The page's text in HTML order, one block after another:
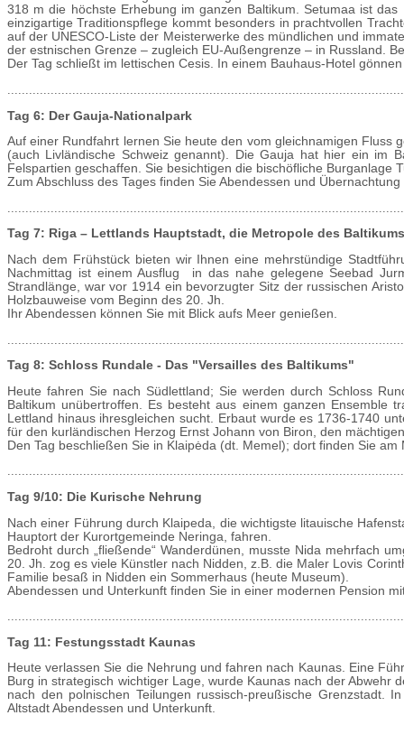
318 m die höchste Erhebung im ganzen Baltikum. Setumaa ist
einzigartige Traditionspflege kommt besonders in prachtvollen
auf der UNESCO-Liste der Meisterwerke des mündlichen und
der estnischen Grenze – zugleich EU-Außengrenze – in Russland.
Der Tag schließt im lettischen Cesis. In einem Bauhaus-Hotel
Tag 6: Der Gauja-Nationalpark
Auf einer Rundfahrt lernen Sie heute den vom gleichnamigen Fluss
(auch Livländische Schweiz genannt). Die Gauja hat hier ein im
Felspartien geschaffen. Sie besichtigen die bischöfliche
Zum Abschluss des Tages finden Sie Abendessen und
Tag 7: Riga – Lettlands Hauptstadt, die Metropole des Baltikums
Nach dem Frühstück bieten wir Ihnen eine mehrstündige
Nachmittag ist einem Ausflug in das nahe gelegene Seebad
Strandlänge, war vor 1914 ein bevorzugter Sitz der russischen
Holzbauweise vom Beginn des 20. Jh.
Ihr Abendessen können Sie mit Blick aufs Meer genießen.
Tag 8: Schloss Rundale - Das "Versailles des Baltikums"
Heute fahren Sie nach Südlettland; Sie werden durch Schloss
Baltikum unübertroffen. Es besteht aus einem ganzen Ensemble
Lettland hinaus ihresgleichen sucht. Erbaut wurde es 1736-1740
für den kurländischen Herzog Ernst Johann von Biron, den
Den Tag beschließen Sie in Klaipėda (dt. Memel); dort finden Sie
Tag 9/10: Die Kurische Nehrung
Nach einer Führung durch Klaipeda, die wichtigste litauische
Hauptort der Kurortgemeinde Neringa, fahren.
Bedroht durch „fließende“ Wanderdünen, musste Nida mehrfach
20. Jh. zog es viele Künstler nach Nidden, z.B. die Maler Lovis
Familie besaß in Nidden ein Sommerhaus (heute Museum).
Abendessen und Unterkunft finden Sie in einer modernen Pension
Tag 11: Festungsstadt Kaunas
Heute verlassen Sie die Nehrung und fahren nach Kaunas. Eine
Burg in strategisch wichtiger Lage, wurde Kaunas nach der
nach den polnischen Teilungen russisch-preußische Grenzstadt.
Altstadt Abendessen und Unterkunft.